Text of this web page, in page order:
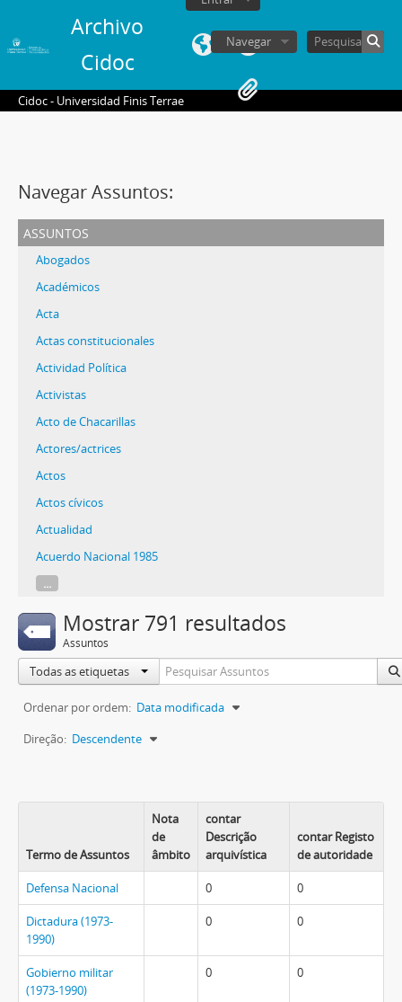
Archivo
Cidoc
Navegar
Cidoc - Universidad Finis Terrae
Navegar Assuntos:
assuntos
Abogados
Académicos
Acta
Actas constitucionales
Actividad Política
Activistas
Acto de Chacarillas
Actores/actrices
Actos
Actos cívicos
Actualidad
Acuerdo Nacional 1985
...
Mostrar 791 resultados
Assuntos
Todas as etiquetas
Ordenar por ordem: Data modificada
Direção: Descendente
Termo de Assuntos
Nota
de
âmbito
contar
Descrição
arquivística
contar Registo
de autoridade
Defensa Nacional 0 0
Dictadura (1973-
1990)
0 0
Gobierno militar
(1973-1990)
0 0